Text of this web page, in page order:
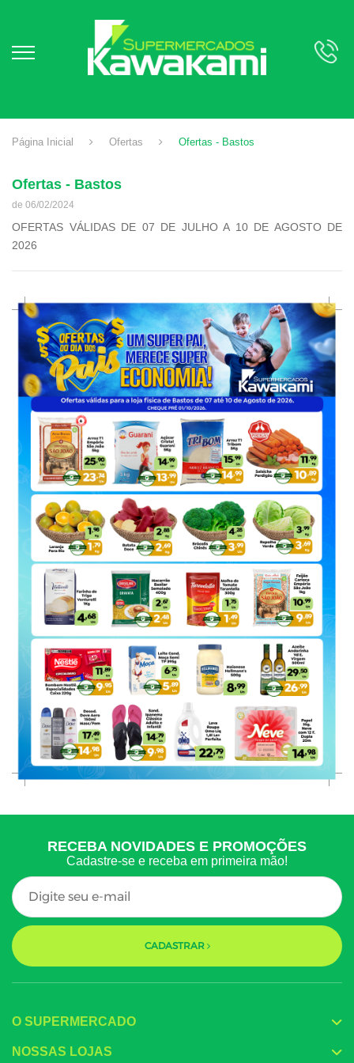
Página Inicial Ofertas Ofertas - Bastos
Ofertas - Bastos
de 06/02/2024
OFERTAS VÁLIDAS DE 07 DE JULHO A 10 DE AGOSTO DE
2026
RECEBA NOVIDADES E PROMOÇÕES
Cadastre-se e receba em primeira mão!
CADASTRAR
O SUPERMERCADO
NOSSAS LOJAS